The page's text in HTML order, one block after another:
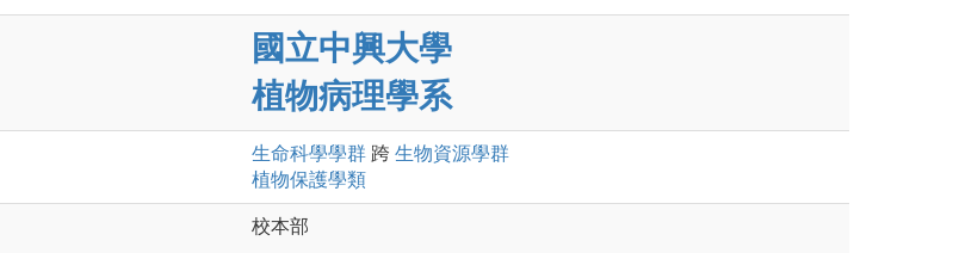
國立中興大學
植物病理學系
生命科學學群 跨 生物資源學群
植物保護學類
校本部